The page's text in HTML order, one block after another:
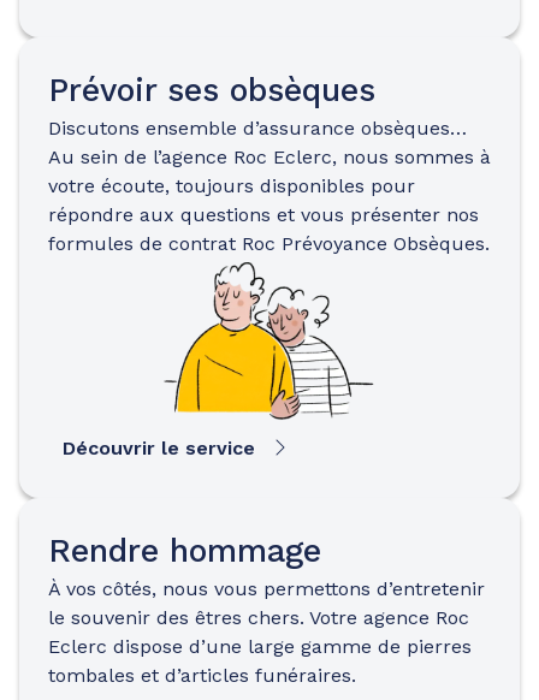
Prévoir ses obsèques
Discutons ensemble d’assurance obsèques…
Au sein de l’agence Roc Eclerc, nous sommes à
votre écoute, toujours disponibles pour
répondre aux questions et vous présenter nos
formules de contrat Roc Prévoyance Obsèques.
Découvrir le service
Rendre hommage
À vos côtés, nous vous permettons d’entretenir
le souvenir des êtres chers. Votre agence Roc
Eclerc dispose d’une large gamme de pierres
tombales et d’articles funéraires.